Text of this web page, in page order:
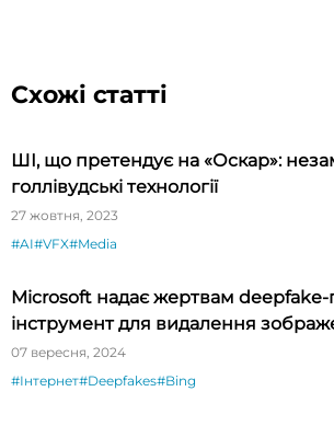
Схожі статті
ШІ, що претендує на «Оскар»:
голлівудські технології
27 жовтня, 2023
#AI#VFX#Media
Microsoft надає жертвам
інструмент для видалення
Bing
07 вересня, 2024
#Інтернет#Deepfakes#Bing